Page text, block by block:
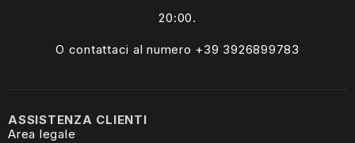
20:00.
O contattaci al numero +39 3926899783
ASSISTENZA CLIENTI
Area legale